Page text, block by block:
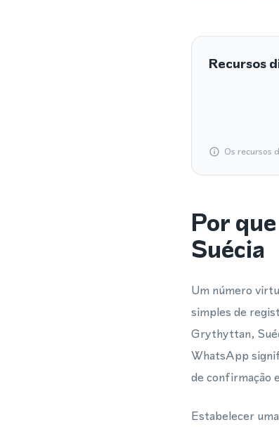
Recursos
Os recursos
Por
Suécia
Um número
simples de
Grythyttan,
WhatsApp
de confirmação
Estabelecer